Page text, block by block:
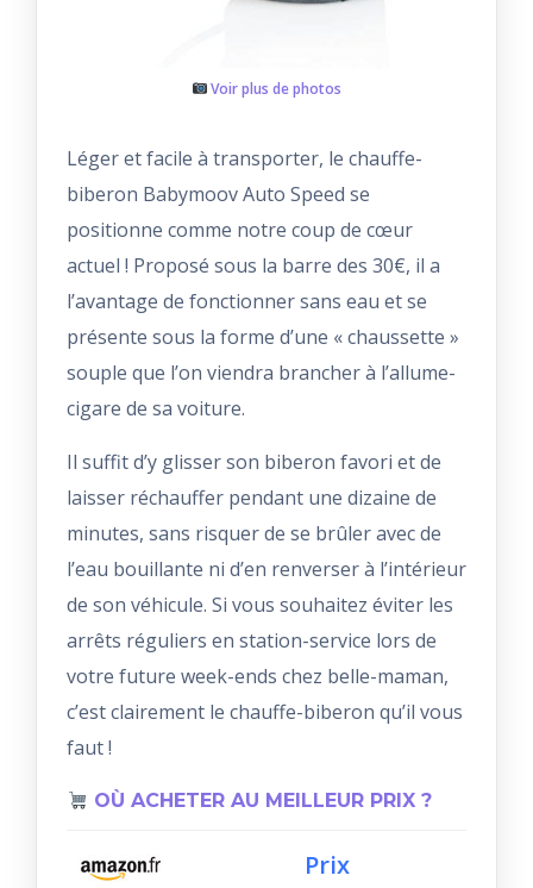
Voir plus de photos
Léger et facile à transporter, le chauffe-
biberon Babymoov Auto Speed se
positionne comme notre coup de cœur
actuel ! Proposé sous la barre des 30€, il a
l’avantage de fonctionner sans eau et se
présente sous la forme d’une « chaussette »
souple que l’on viendra brancher à l’allume-
cigare de sa voiture.
Il suffit d’y glisser son biberon favori et de
laisser réchauffer pendant une dizaine de
minutes, sans risquer de se brûler avec de
l’eau bouillante ni d’en renverser à l’intérieur
de son véhicule. Si vous souhaitez éviter les
arrêts réguliers en station-service lors de
votre future week-ends chez belle-maman,
c’est clairement le chauffe-biberon qu’il vous
faut !
OÙ ACHETER AU MEILLEUR PRIX ?
Prix